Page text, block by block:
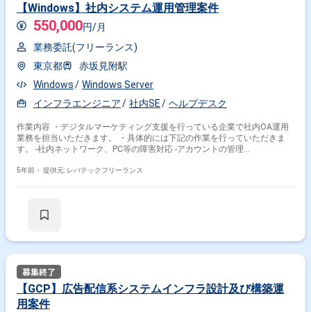
【Windows】社内システム運用管理案件
550,000円/月
業務委託(フリーランス)
東京都
赤坂見附駅
Windows
Windows Server
インフラエンジニア
社内SE ヘルプデスク
作業内容 ・デジタルマーケティング支援を行っている企業で社内OA運用
業務を担当いただきます。 ・具体的には下記の作業を行っていただきま
す。 -社内ネットワーク、PC等の障害対応 -アカウントの管理
ツール、サーバ、NW機器の導入作業 -社内イントラ関連問い合わせ対応
5年前・ 提供元: レバテックフリーランス
【GCP】広告配信系システムインフラ設計及び構築運
用案件